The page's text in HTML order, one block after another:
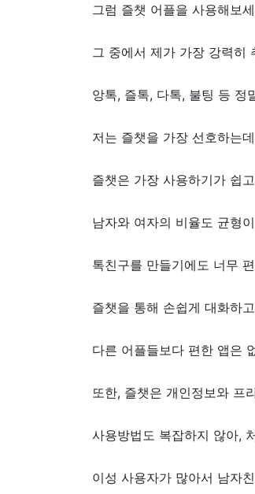
그럼 즐챗 어플을 사용해보
그 중에서 제가 가장 강력히
앙톡, 즐톡, 다톡, 불팅 등 정
저는 즐챗을 가장 선호하는
즐챗은 가장 사용하기가 쉽
남자와 여자의 비율도 균형
톡친구를 만들기에도 너무
즐챗을 통해 손쉽게 대화하
다른 어플들보다 편한 앱은
또한, 즐챗은 개인정보와 프
사용방법도 복잡하지 않아,
이성 사용자가 많아서 남자